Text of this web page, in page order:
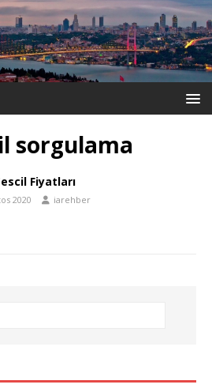
sorgulama
Fiyatları
2020 iarehber